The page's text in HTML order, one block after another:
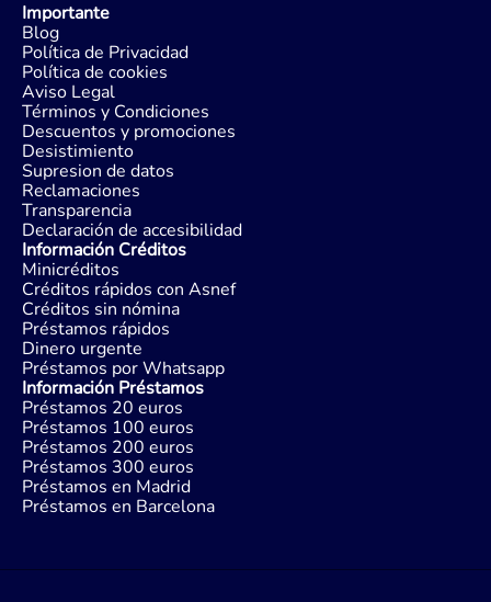
Importante
Blog
Política de Privacidad
Política de cookies
Aviso Legal
Términos y Condiciones
Descuentos y promociones
Desistimiento
Supresion de datos
Reclamaciones
Transparencia
Declaración de accesibilidad
Información Créditos
Minicréditos
Créditos rápidos con Asnef
Créditos sin nómina
Préstamos rápidos
Dinero urgente
Préstamos por Whatsapp
Información Préstamos
Préstamos 20 euros
Préstamos 100 euros
Préstamos 200 euros
Préstamos 300 euros
Préstamos en Madrid
Préstamos en Barcelona